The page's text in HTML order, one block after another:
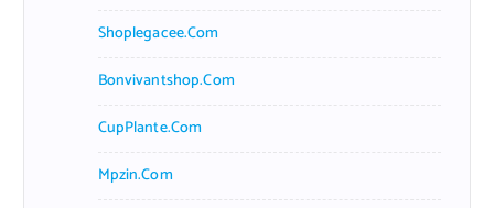
Shoplegacee.com
Bonvivantshop.com
CupPlante.com
Mpzin.com